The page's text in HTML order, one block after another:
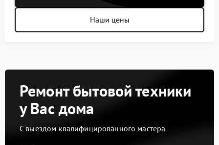
Наши цены
Ремонт бытовой техники
у Вас дома
С выездом квалифицированного мастера